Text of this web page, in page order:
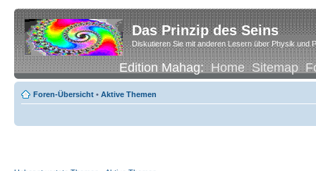
Das Prinzip des Seins
Diskutieren Sie mit anderen Lesern über Physik und
Edition Mahag:Home Sitemap
Foren-Übersicht • Aktive Themen